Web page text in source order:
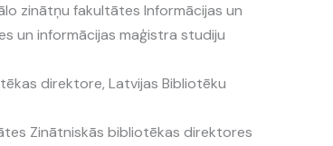
zinātņu fakultātes Informācijas un
un informācijas maģistra studiju
direktore, Latvijas Bibliotēku
Zinātniskās bibliotēkas direktores